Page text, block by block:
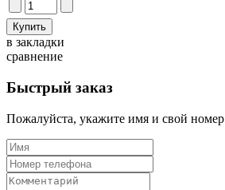
в закладки
сравнение
Быстрый заказ
Пожалуйста, укажите имя и свой